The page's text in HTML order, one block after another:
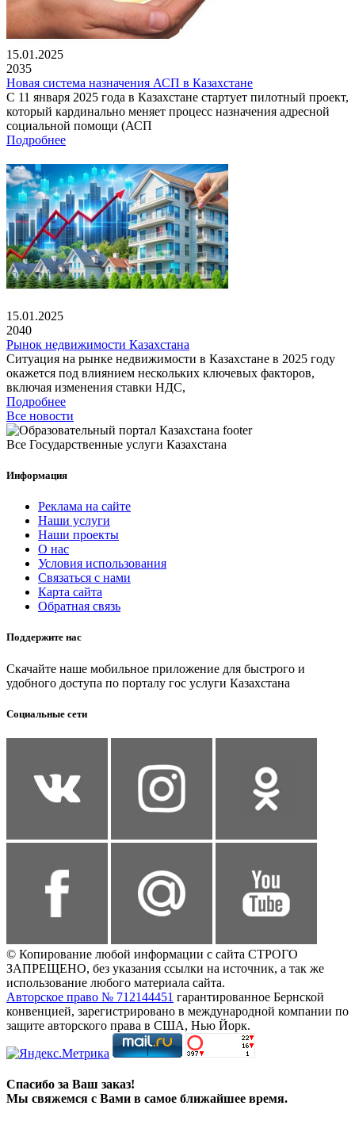
15.01.2025
2035
Новая система назначения АСП в Казахстане
С 11 января 2025 года в Казахстане стартует пилотный проект,
который кардинально меняет процесс назначения адресной
социальной помощи (АСП
Подробнее
15.01.2025
2040
Рынок недвижимости Казахстана
Ситуация на рынке недвижимости в Казахстане в 2025 году
окажется под влиянием нескольких ключевых факторов,
включая изменения ставки НДС,
Подробнее
Все новости
Все Государственные услуги Казахстана
Информация
Реклама на сайте
Наши услуги
Наши проекты
О нас
Условия использования
Связаться с нами
Карта сайта
Обратная связь
Поддержите нас
Скачайте наше мобильное приложение для быстрого и
удобного доступа по порталу гос услуги Казахстана
Социальные сети
© Копирование любой информации с сайта СТРОГО
ЗАПРЕЩЕНО, без указания ссылки на источник, а так же
использование любого материала сайта.
Авторское право № 712144451 гарантированное Бернской
конвенцией, зарегистрировано в международной компании по
защите авторского права в США, Нью Йорк.
Спасибо за Ваш заказ!
Мы свяжемся с Вами в самое ближайшее время.